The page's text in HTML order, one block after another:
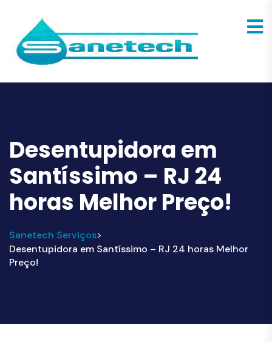
Desentupidora em
Santíssimo – RJ 24
horas Melhor Preço!
Sanetech Serviços>
Desentupidora em Santíssimo – RJ 24 horas Melhor
Preço!